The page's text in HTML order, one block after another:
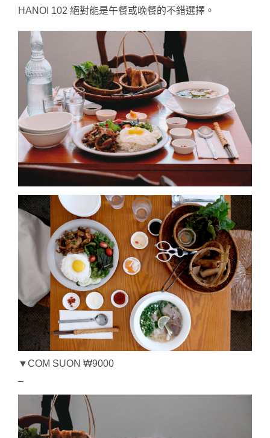
HANOI 102 絕對能是午餐或晚餐的不錯選擇。
▼COM SUON ₩9000
–